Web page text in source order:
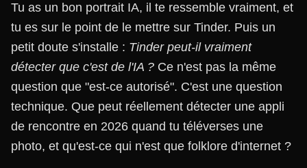
Tu as un bon portrait IA, il te ressemble vraiment, et
tu es sur le point de le mettre sur Tinder. Puis un
petit doute s'installe : Tinder peut-il vraiment
détecter que c'est de l'IA ? Ce n'est pas la même
question que "est-ce autorisé". C'est une question
technique. Que peut réellement détecter une appli
de rencontre en 2026 quand tu téléverses une
photo, et qu'est-ce qui n'est que folklore d'internet ?